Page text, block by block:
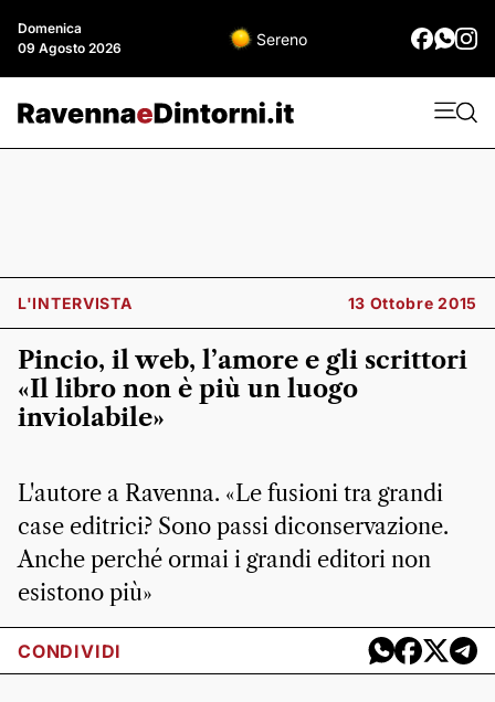
Domenica
09 Agosto 2026
Sereno
L'INTERVISTA 13 Ottobre 2015
Pincio, il web, l’amore e gli scrittori
«Il libro non è più un luogo
inviolabile»
L'autore a Ravenna. «Le fusioni tra grandi
case editrici? Sono passi diconservazione.
Anche perché ormai i grandi editori non
esistono più»
CONDIVIDI